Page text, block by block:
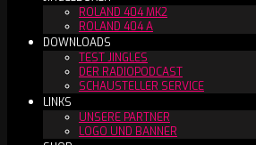
ROLAND 404 MK2
ROLAND 404 A
DOWNLOADS
TEST JINGLES
DER RADIOPODCAST
SCHAUSTELLER SERVICE
LINKS
UNSERE PARTNER
LOGO UND BANNER